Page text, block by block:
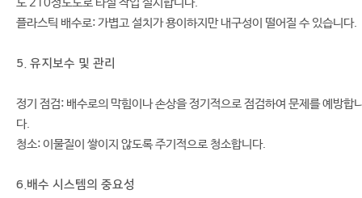
플라스틱 배수로: 가볍고 설치가 용이하지만 내구성이 떨어질 수 있습니다.
5. 유지보수 및 관리
정기 점검: 배수로의 막힘이나 손상을 정기적으로 점검하여 문제를 예방합
다.
청소: 이물질이 쌓이지 않도록 주기적으로 청소합니다.
6.배수 시스템의 중요성